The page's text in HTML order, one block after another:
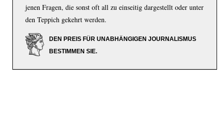
jenen Fragen, die sonst oft all zu einseitig dargestellt oder unter
den Teppich gekehrt werden.
DEN PREIS FÜR UNABHÄNGIGEN JOURNALISMUS
BESTIMMEN SIE.